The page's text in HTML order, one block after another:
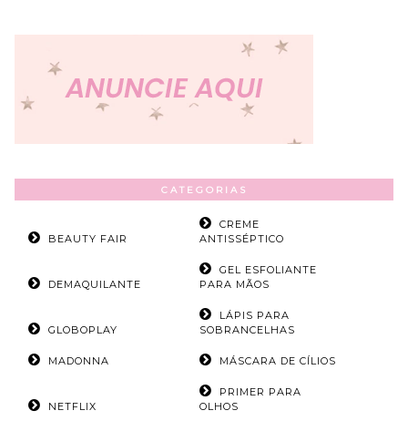
CATEGORIAS
BEAUTY FAIR
CREME
ANTISSÉPTICO
DEMAQUILANTE
GEL ESFOLIANTE
PARA MÃOS
GLOBOPLAY
LÁPIS PARA
SOBRANCELHAS
MADONNA MÁSCARA DE CÍLIOS
NETFLIX
PRIMER PARA
OLHOS